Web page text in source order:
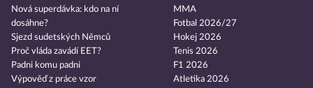
Nová superdávka: kdo na ní
dosáhne?
Sjezd sudetských Němců
Proč vláda zavádí EET?
Padni komu padni
Výpověď z práce vzor
MMA
Fotbal 2026/27
Hokej 2026
Tenis 2026
F1 2026
Atletika 2026